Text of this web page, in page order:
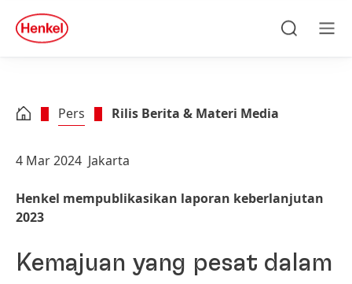
Skip to footer
quick
search
Pers Rilis Berita & Materi Media
4 Mar 2024 Jakarta
Henkel mempublikasikan laporan keberlanjutan
2023
Kemajuan yang pesat dalam